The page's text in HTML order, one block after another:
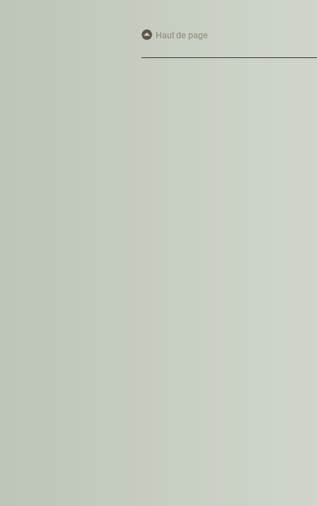
Haut de page